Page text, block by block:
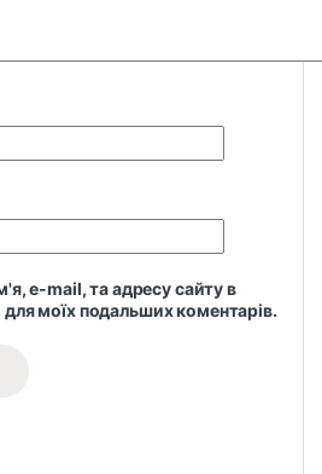
e-mail, та адресу сайту в
моїх подальших коментарів.